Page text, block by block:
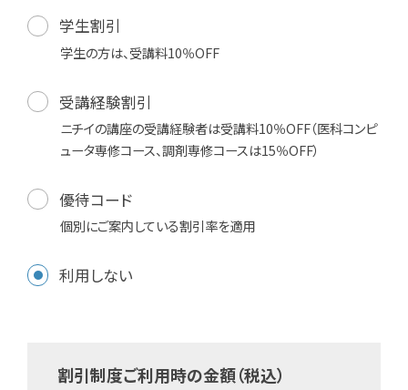
学生割引
学生の方は、受講料10％OFF
受講経験割引
ニチイの講座の受講経験者は受講料10％OFF（医科コンピ
ュータ専修コース、調剤専修コースは15％OFF）
優待コード
個別にご案内している割引率を適用
利用しない
割引制度ご利用時の金額（税込）